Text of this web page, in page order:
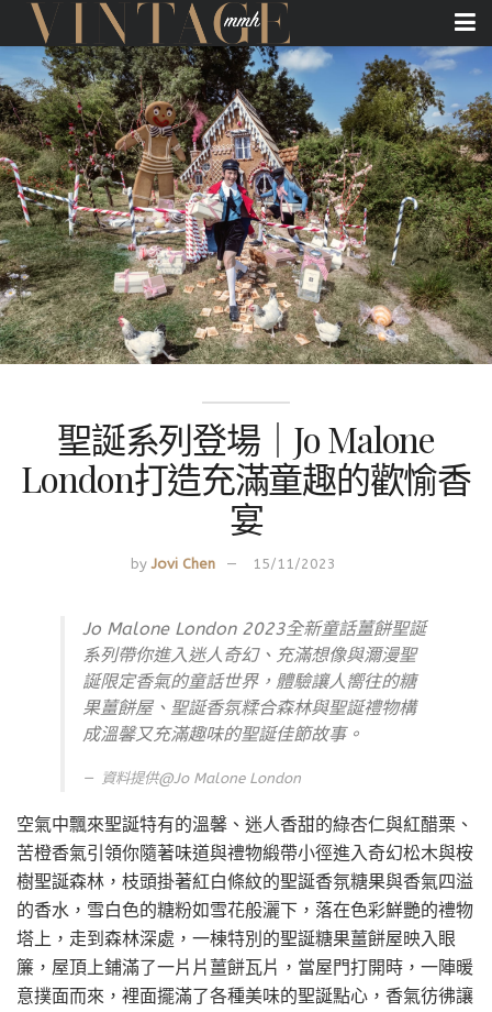
聖誕系列登場｜Jo Malone
London打造充滿童趣的歡愉香
宴
by Jovi Chen 15/11/2023
Jo Malone London 2023全新童話薑餅聖誕
系列帶你進入迷人奇幻、充滿想像與濔漫聖
誕限定香氣的童話世界，體驗讓人嚮往的糖
果薑餅屋、聖誕香氛糅合森林與聖誕禮物構
成溫馨又充滿趣味的聖誕佳節故事。
資料提供@Jo Malone London
空氣中飄來聖誕特有的溫馨、迷人香甜的綠杏仁與紅醋栗、
苦橙香氣引領你隨著味道與禮物緞帶小徑進入奇幻松木與桉
樹聖誕森林，枝頭掛著紅白條紋的聖誕香氛糖果與香氣四溢
的香水，雪白色的糖粉如雪花般灑下，落在色彩鮮艷的禮物
塔上，走到森林深處，一棟特別的聖誕糖果薑餅屋映入眼
簾，屋頂上鋪滿了一片片薑餅瓦片，當屋門打開時，一陣暖
意撲面而來，裡面擺滿了各種美味的聖誕點心，香氣彷彿讓